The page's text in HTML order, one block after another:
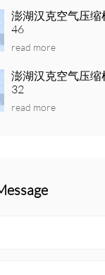
澎湖汉克空气压缩
46
read more
澎湖汉克空气压缩
32
read more